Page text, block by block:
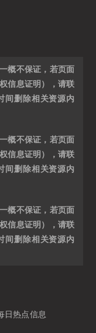
概不保证，若页面
信息证明），请联
间删除相关资源内
概不保证，若页面
信息证明），请联
间删除相关资源内
概不保证，若页面
信息证明），请联
间删除相关资源内
日热点信息